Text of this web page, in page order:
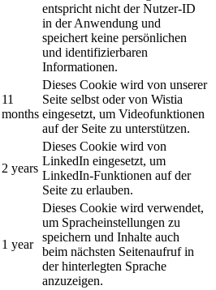
entspricht nicht der Nutzer-ID
in der Anwendung und
speichert keine persönlichen
und identifizierbaren
Informationen.
11
months
Dieses Cookie wird von unserer
Seite selbst oder von Wistia
eingesetzt, um Videofunktionen
auf der Seite zu unterstützen.
2 years
Dieses Cookie wird von
LinkedIn eingesetzt, um
LinkedIn-Funktionen auf der
Seite zu erlauben.
1 year
Dieses Cookie wird verwendet,
um Spracheinstellungen zu
speichern und Inhalte auch
beim nächsten Seitenaufruf in
der hinterlegten Sprache
anzuzeigen.